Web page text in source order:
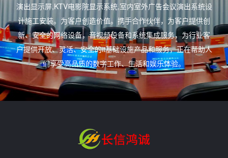
演出显示屏,KTV电影院显示系统,室内室外广告会议演出系统设
计施工安装。为客户创造价值。携手合作伙伴，为客户提供创
新、安全的网络设备，音视频设备和系统集成服务，为行业客
户提供开放、灵活、安全的it基础设施产品和服务，正在帮助人
们享受高品质的数字工作、生活和娱乐体验。